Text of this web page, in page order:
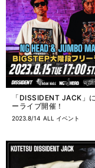
「DISSIDENT JACK」
ーライブ開催！
2023.8/14 ALL イベント